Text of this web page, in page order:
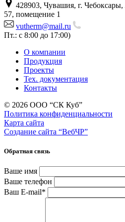
428903, Чувашия, г.
57, помещение 1
vutherm@mail.ru
Пт.: с 8:00 до 17:00)
О компании
Продукция
Проекты
Тех. документация
Контакты
© 2026 ООО “СК Куб”
Политика конфиденциальности
Карта сайта
Создание сайта “ВебЧР”
Обратная связь
Ваше имя
Ваше телефон
Ваш E-mail*